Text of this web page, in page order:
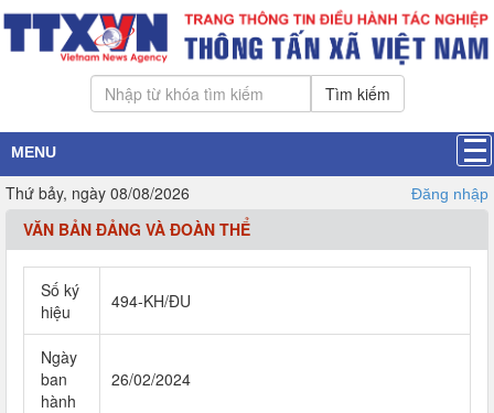
Tìm kiếm
MENU
Thứ bảy, ngày 08/08/2026 Đăng nhập
VĂN BẢN ĐẢNG VÀ ĐOÀN THỂ
Số ký
hiệu
494-KH/ĐU
Ngày
ban
hành
26/02/2024